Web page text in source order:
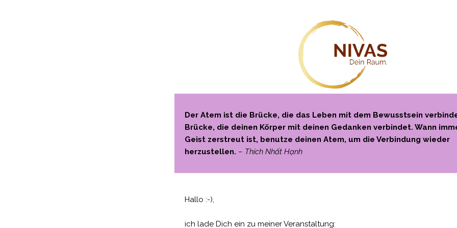
Der Atem ist die Brücke, die das Leben mit dem Bewusstsein
Brücke, die deinen Körper mit deinen Gedanken verbindet. Wann
Geist zerstreut ist, benutze deinen Atem, um die Verbindung wieder
herzustellen. – Thích Nhất Hạnh
Hallo :-),
ich lade Dich ein zu meiner Veranstaltung: